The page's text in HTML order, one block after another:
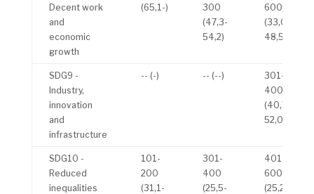
Decent work
and
economic
growth
(65,1-)
300
(47,3-
54,2)
600
(33,0-
48,5)
SDG9 -
Industry,
innovation
and
infrastructure
-- (-) -- (--)
301-
400
(40,7-
52,0)
SDG10 -
Reduced
inequalities
101-
200
(31,1-
301-
400
(25,5-
401-
600
(25,2-